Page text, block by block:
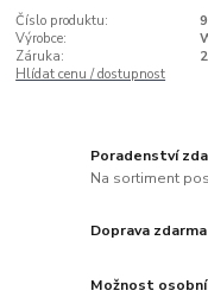
Číslo produktu:
Výrobce:
Záruka:
Hlídat cenu / dostupnost
Poradenství
Na sortiment
Doprava
Možnost